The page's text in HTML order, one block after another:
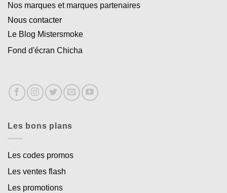
Nos marques et marques partenaires
Nous contacter
Le Blog Mistersmoke
Fond d'écran Chicha
Les bons plans
Les codes promos
Les ventes flash
Les promotions